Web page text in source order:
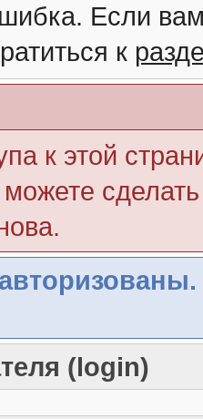
Если
к
к этой
(login)